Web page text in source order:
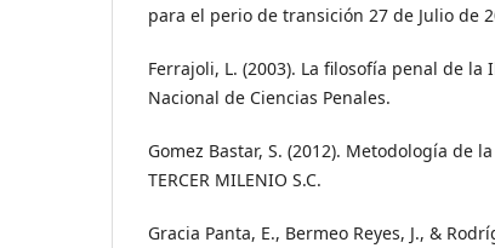
para el perio de transición 27 de Julio de
Ferrajoli, L. (2003). La filosofía penal de
Nacional de Ciencias Penales.
Gomez Bastar, S. (2012). Metodología de
TERCER MILENIO S.C.
Gracia Panta, E., Bermeo Reyes, J., &